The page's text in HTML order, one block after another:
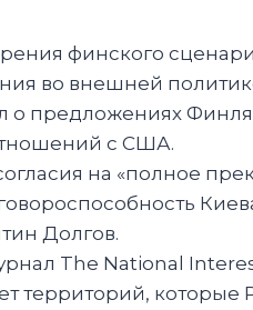
финского
во внешней
о предложениях
с США.
на «полное
Долгов.
The National
территорий, которые